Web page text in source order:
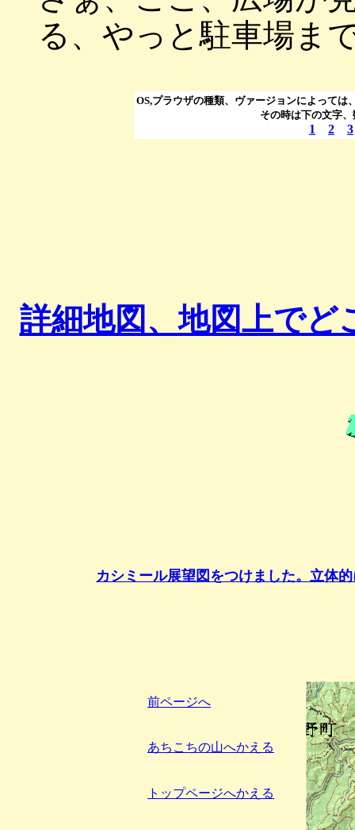
る、やっと駐車場ま
OS,プラウザの種類、ヴァージョンによっては
その時は下の文字
1 2 3
詳細地図、地図上でど
カシミール展望図をつけました。立体
前ページへ
あちこちの山へかえる
トップページへかえる